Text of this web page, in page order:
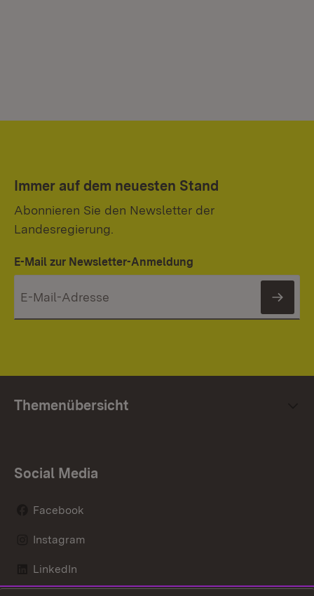
Immer auf dem neuesten Stand
Abonnieren Sie den Newsletter der
Landesregierung.
E-Mail zur Newsletter-Anmeldung
Themenübersicht
Social Media
Facebook
Instagram
LinkedIn